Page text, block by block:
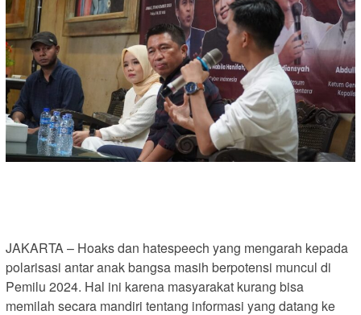
JAKARTA – Hoaks dan hatespeech yang mengarah kepada
polarisasi antar anak bangsa masih berpotensi muncul di
Pemilu 2024. Hal ini karena masyarakat kurang bisa
memilah secara mandiri tentang informasi yang datang ke